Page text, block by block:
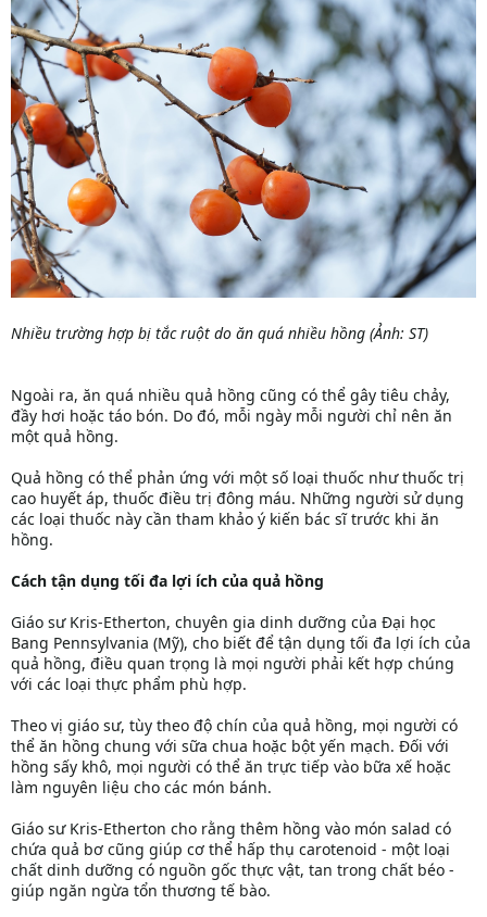
Nhiều trường hợp bị tắc ruột do ăn quá nhiều hồng (Ảnh: ST)
Ngoài ra, ăn quá nhiều quả hồng cũng có thể gây tiêu chảy,
đầy hơi hoặc táo bón. Do đó, mỗi ngày mỗi người chỉ nên ăn
một quả hồng.
Quả hồng có thể phản ứng với một số loại thuốc như thuốc trị
cao huyết áp, thuốc điều trị đông máu. Những người sử dụng
các loại thuốc này cần tham khảo ý kiến bác sĩ trước khi ăn
hồng.
Cách tận dụng tối đa lợi ích của quả hồng
Giáo sư Kris-Etherton, chuyên gia dinh dưỡng của Đại học
Bang Pennsylvania (Mỹ), cho biết để tận dụng tối đa lợi ích của
quả hồng, điều quan trọng là mọi người phải kết hợp chúng
với các loại thực phẩm phù hợp.
Theo vị giáo sư, tùy theo độ chín của quả hồng, mọi người có
thể ăn hồng chung với sữa chua hoặc bột yến mạch. Đối với
hồng sấy khô, mọi người có thể ăn trực tiếp vào bữa xế hoặc
làm nguyên liệu cho các món bánh.
Giáo sư Kris-Etherton cho rằng thêm hồng vào món salad có
chứa quả bơ cũng giúp cơ thể hấp thụ carotenoid - một loại
chất dinh dưỡng có nguồn gốc thực vật, tan trong chất béo -
giúp ngăn ngừa tổn thương tế bào.